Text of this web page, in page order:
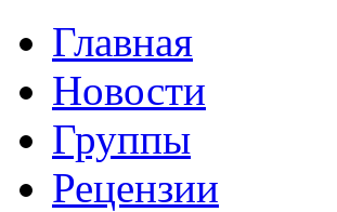
Главная
Новости
Группы
Рецензии